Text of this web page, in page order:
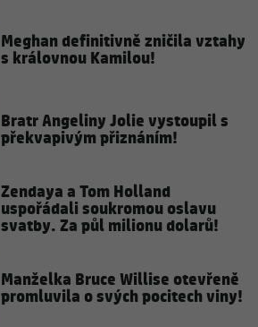
Meghan definitivně zničila vztahy
s královnou Kamilou!
Bratr Angeliny Jolie vystoupil s
překvapivým přiznáním!
Zendaya a Tom Holland
uspořádali soukromou oslavu
svatby. Za půl milionu dolarů!
Manželka Bruce Willise otevřeně
promluvila o svých pocitech viny!